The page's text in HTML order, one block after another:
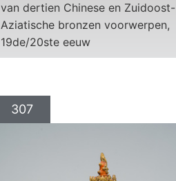
van dertien Chinese en Zuidoost-
Aziatische bronzen voorwerpen,
19de/20ste eeuw
307